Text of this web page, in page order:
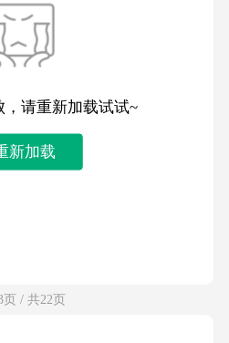
，请重新加载试试~
新加载
页 / 共22页